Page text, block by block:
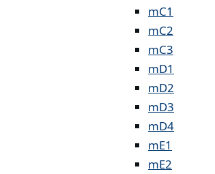
mC1
mC2
mC3
mD1
mD2
mD3
mD4
mE1
mE2